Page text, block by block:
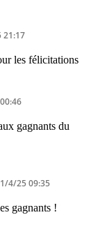
21:17
les félicitations
gagnants du
1/4/25 09:35
gagnants !